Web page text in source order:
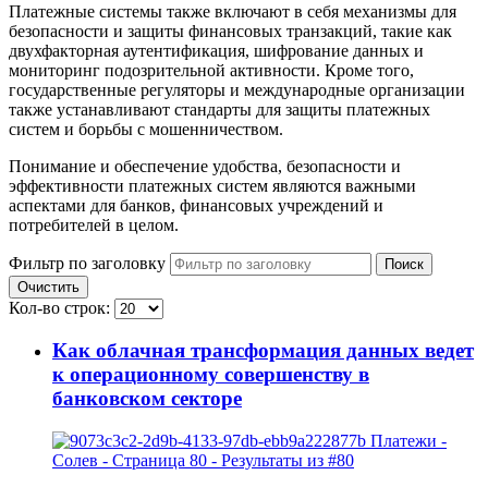
Платежные системы также включают в себя механизмы для
безопасности и защиты финансовых транзакций, такие как
двухфакторная аутентификация, шифрование данных и
мониторинг подозрительной активности. Кроме того,
государственные регуляторы и международные организации
также устанавливают стандарты для защиты платежных
систем и борьбы с мошенничеством.
Понимание и обеспечение удобства, безопасности и
эффективности платежных систем являются важными
аспектами для банков, финансовых учреждений и
потребителей в целом.
Фильтр по заголовку
Поиск
Очистить
Кол-во строк:
Как облачная трансформация данных ведет
к операционному совершенству в
банковском секторе